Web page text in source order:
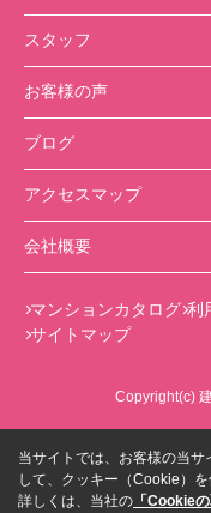
スタッフ
お客様の声
ブログ
アクセスマップ
会社概要
マンションカタログ 利
サイトマップ
Copyright(c)
当サイトでは、お客様の当
して、クッキー（Cookie）を
詳しくは、当社の 「Cookie